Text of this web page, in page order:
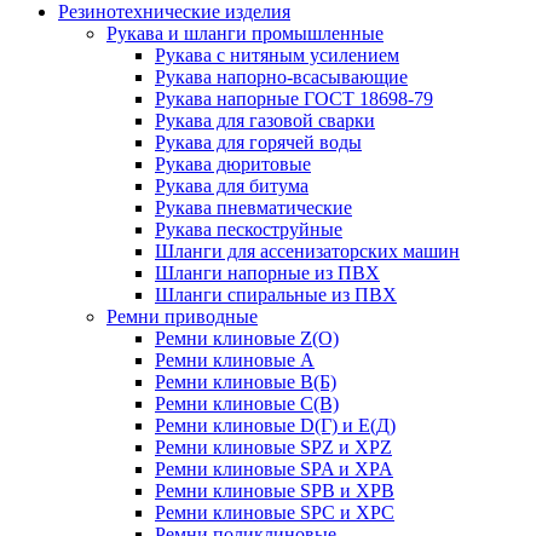
Резинотехнические изделия
Рукава и шланги промышленные
Рукава с нитяным усилением
Рукава напорно-всасывающие
Рукава напорные ГОСТ 18698-79
Рукава для газовой сварки
Рукава для горячей воды
Рукава дюритовые
Рукава для битума
Рукава пневматические
Рукава пескоструйные
Шланги для ассенизаторских машин
Шланги напорные из ПВХ
Шланги спиральные из ПВХ
Ремни приводные
Ремни клиновые Z(О)
Ремни клиновые А
Ремни клиновые В(Б)
Ремни клиновые С(В)
Ремни клиновые D(Г) и Е(Д)
Ремни клиновые SPZ и XPZ
Ремни клиновые SPA и XPA
Ремни клиновые SPB и XPB
Ремни клиновые SPC и XPC